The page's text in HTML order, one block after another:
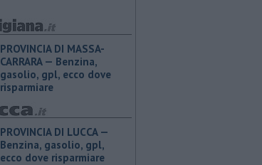
PROVINCIA DI MASSA-
CARRARA — ​Benzina,
gasolio, gpl, ecco dove
risparmiare
PROVINCIA DI LUCCA — ​
Benzina, gasolio, gpl,
ecco dove risparmiare